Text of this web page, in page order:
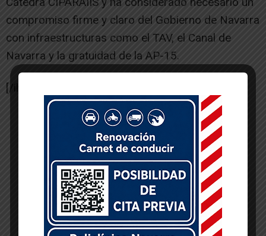
compromiso firme y claro del Gobierno de Navarra
con infraestructuras como el TAV, el Canal de
Navarra y la gratuidad de la AP-15.
[/ihc-hide-content]
-- Publicidad --